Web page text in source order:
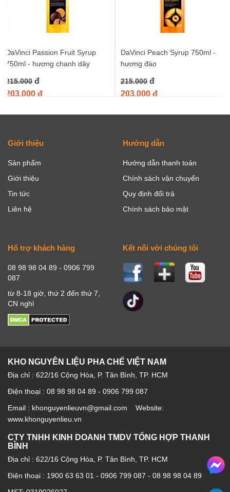
DaVinci Passion Fruit Syrup
750ml - hương chanh dây
215.000 đ
203.000 đ
DaVinci Peach Syrup 750ml -
hương đào
215.000 đ
203.000 đ
Giới thiệu
Sản phẩm
Giới thiệu
Tin tức
Liên hệ
Hướng dẫn
Hướng dẫn thanh toán
Chính sách vận chuyển
Quy định đổi trả
Chính sách bảo mật
Hổ trợ khách hàng
08 98 98 04 89 - 0906 799
087
từ 8-18 giờ, thứ 2 đến thứ 7,
CN nghỉ
Kết nối với chúng tôi
KHO NGUYÊN LIỆU PHA CHẾ VIỆT NAM
Địa chỉ : 622/16 Cộng Hòa, P. Tân Bình, TP. HCM
Điện thoại : 08 98 98 04 89 - 0906 799 087
Email : khonguyenlieuvn@gmail.com Website:
www.khonguyenlieu.vn
CTY TNHH KINH DOANH TMDV TỔNG HỢP THANH
BÌNH
Địa chỉ : 622/16 Cộng Hòa, P. Tân Bình, TP. HCM
Điện thoại : 1900 63 63 01 - 0906 799 087 - 08 98 98 04 89